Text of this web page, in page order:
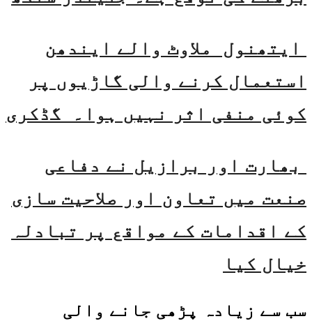
ایتھنول ملاوٹ والے ایندھن
استعمال کرنے والی گاڑیوں پر
کوئی منفی اثر نہیں ہوا۔ گڈکری
بھارت اور برازیل نے دفاعی
صنعت میں تعاون اور صلاحیت سازی
کے اقدامات کے مواقع پر تبادلہ
خیال کیا
سب سے زیادہ پڑھی جانے والی